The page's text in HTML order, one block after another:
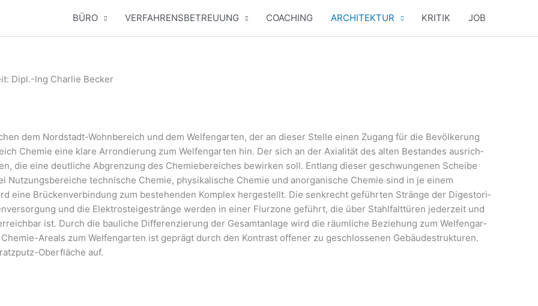
BÜRO VERFAHRENSBETREUUNG COACHING ARCHITEKTUR KRITIK JOB
Dipl.-Ing Char­lie Becker
dem Nord­stadt-Wohn­be­reich und dem Wel­fen­gar­ten, der an die­ser Stel­le einen Zugang für die Bevöl­ke­rung
Che­mie eine kla­re Arron­die­rung zum Wel­fen­gar­ten hin. Der sich an der Axia­li­tät des alten Bestan­des aus­rich­
die eine deut­li­che Abgren­zung des Che­mie­be­rei­ches bewir­ken soll. Ent­lang die­ser geschwun­ge­nen Schei­be
tech­ni­sche Che­mie, phy­si­ka­li­sche Che­mie und anor­ga­ni­sche Che­mie sind in je einem
eine Brü­cken­ver­bin­dung zum bestehen­den Kom­plex her­ge­stellt. Die senk­recht geführ­ten Strän­ge der Digesto­ri­
und die Elek­tro­stei­ge­strän­ge wer­den in einer Flur­zo­ne geführt, die über Stahl­falt­tü­ren jeder­zeit und
ist. Durch die bau­li­che Dif­fe­ren­zie­rung der Gesamt­an­la­ge wird die räum­li­che Bezie­hung zum Wel­fen­gar­
Are­als zum Wel­fen­gar­ten ist geprägt durch den Kon­trast offe­ner zu geschlos­se­nen Gebäu­de­struk­tu­ren.
Ober­flä­che auf.